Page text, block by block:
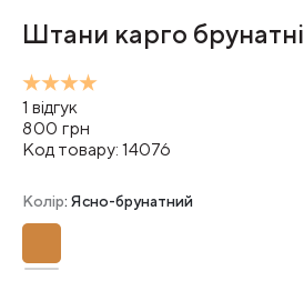
Штани карго брунатні
1 відгук
800 грн
Код товару: 14076
Колір: Ясно-брунатний